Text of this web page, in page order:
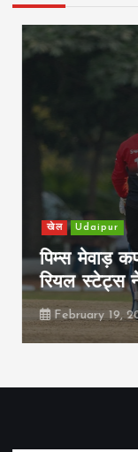
खेल Udaipur
पिम्स मेवाड़
रियल स्टेट्स ने
February 19,